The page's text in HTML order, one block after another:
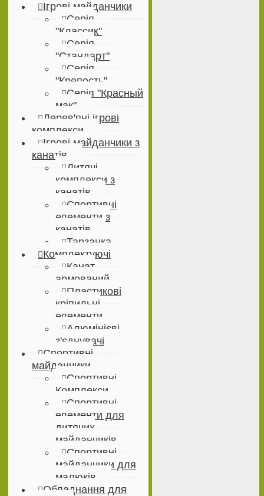
Ігрові майданчики
Серія
"Классик"
Серія
"Стандарт"
Серія
"Крепость"
Серія "Красный
мак"
Дерев'яні ігрові
комплекси
Ігрові майданчики з
канатів
Дитячі
комплекси з
канатів
Спортивні
елементи з
канатів
Тарзанка
Комплектуючі
Канат
армований
Пластикові
кріпильні
елементи
Алюмінієві
з'єднувачі
Спортивні
майданчики
Спортивні
Комплекси
Спортивні
елементи для
дитячих
майданчиків
Спортивні
майданчики для
малюків
Обладнання для